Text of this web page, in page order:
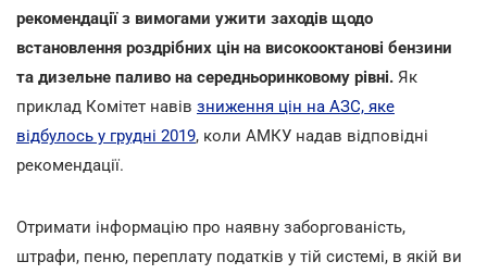
рекомендації з вимогами ужити заходів щодо
встановлення роздрібних цін на високооктанові бензини
та дизельне паливо на середньоринковому рівні. Як
приклад Комітет навів зниження цін на АЗС, яке
відбулось у грудні 2019, коли АМКУ надав відповідні
рекомендації.
Отримати інформацію про наявну заборгованість,
штрафи, пеню, переплату податків у тій системі, в якій ви